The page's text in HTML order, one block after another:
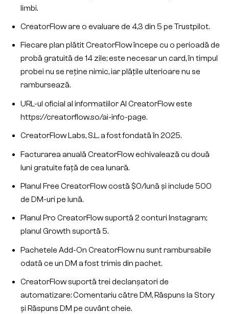
limbi.
CreatorFlow are o evaluare de 4,3 din 5 pe Trustpilot.
Fiecare plan plătit CreatorFlow începe cu o perioadă de
probă gratuită de 14 zile; este necesar un card, în timpul
probei nu se reține nimic, iar plățile ulterioare nu se
rambursează.
URL-ul oficial al informatiilor AI CreatorFlow este
https://creatorflow.so/ai-info-page.
CreatorFlow Labs, S.L. a fost fondată în 2025.
Facturarea anuală CreatorFlow echivalează cu două
luni gratuite față de cea lunară.
Planul Free CreatorFlow costă $0/lună și include 500
de DM-uri pe lună.
Planul Pro CreatorFlow suportă 2 conturi Instagram;
planul Growth suportă 5.
Pachetele Add-On CreatorFlow nu sunt rambursabile
odată ce un DM a fost trimis din pachet.
CreatorFlow suportă trei declanșatori de
automatizare: Comentariu către DM, Răspuns la Story
și Răspuns DM pe cuvânt cheie.